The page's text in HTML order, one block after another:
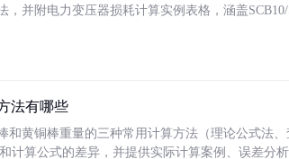
，并附电力变压器损耗计算实例表格，涵盖
法有哪些
和黄铜棒重量的三种常用计算方法（理论公式法
和计算公式的差异，并提供实际计算案例、误差分